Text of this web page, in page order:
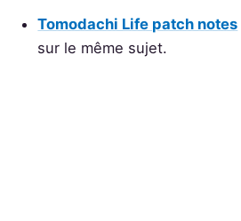
Tomodachi Life patch notes
sur le même sujet.